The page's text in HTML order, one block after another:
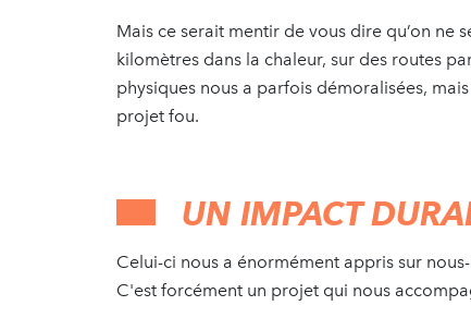
Mais ce serait mentir de vous dire qu’on ne
kilomètres dans la chaleur, sur des routes
physiques nous a parfois démoralisées,
projet fou.
UN IMPACT
Celui-ci nous a énormément appris sur
C'est forcément un projet qui nous